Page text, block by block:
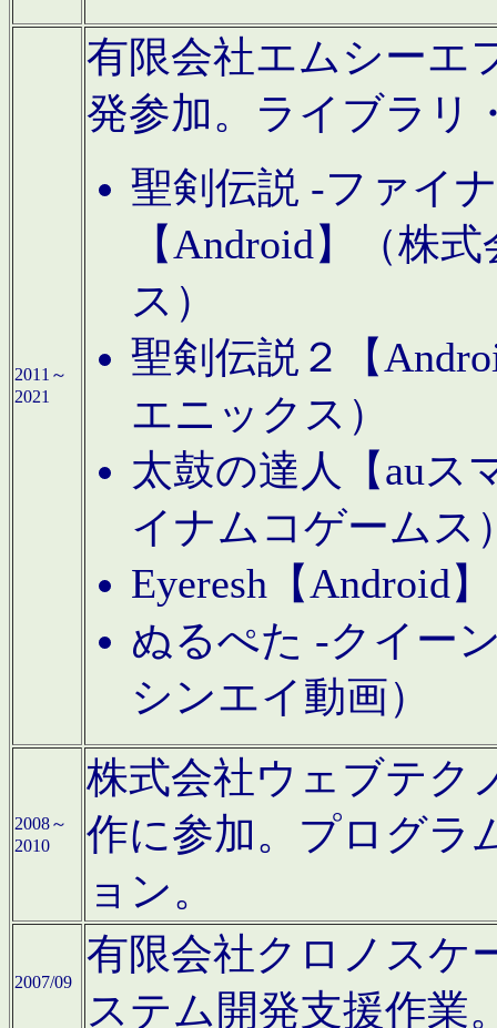
2011～
2021
有限会社エムシーエ
発参加。ライブラリ
聖剣伝説 -ファイ
【Android】（株
ス）
聖剣伝説２【
エニックス）
太鼓の達人【auス
イナムコゲームス
Eyeresh【Android
ぬるぺた -クイー
シンエイ動画）
2008～
2010
株式会社ウェブテク
作に参加。プログラ
ョン。
2007/09
有限会社クロノスケ
ステム開発支援作業